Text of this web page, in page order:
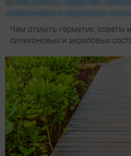
Чем отмыть герметик: советы
силиконовых и акриловых